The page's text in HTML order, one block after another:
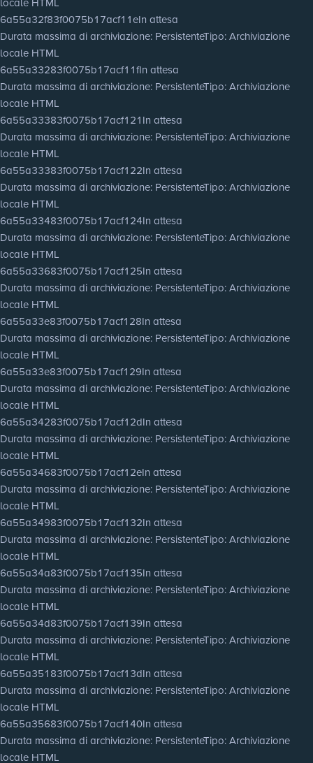
6a55a32f83f0075b17acf11eIn attesa
Durata massima di archiviazione: PersistenteTipo: Archiviazione
locale HTML
6a55a33283f0075b17acf11fIn attesa
Durata massima di archiviazione: PersistenteTipo: Archiviazione
locale HTML
6a55a33383f0075b17acf121In attesa
Durata massima di archiviazione: PersistenteTipo: Archiviazione
locale HTML
6a55a33383f0075b17acf122In attesa
Durata massima di archiviazione: PersistenteTipo: Archiviazione
locale HTML
6a55a33483f0075b17acf124In attesa
Durata massima di archiviazione: PersistenteTipo: Archiviazione
locale HTML
6a55a33683f0075b17acf125In attesa
Durata massima di archiviazione: PersistenteTipo: Archiviazione
locale HTML
6a55a33e83f0075b17acf128In attesa
Durata massima di archiviazione: PersistenteTipo: Archiviazione
locale HTML
6a55a33e83f0075b17acf129In attesa
Durata massima di archiviazione: PersistenteTipo: Archiviazione
locale HTML
6a55a34283f0075b17acf12dIn attesa
Durata massima di archiviazione: PersistenteTipo: Archiviazione
locale HTML
6a55a34683f0075b17acf12eIn attesa
Durata massima di archiviazione: PersistenteTipo: Archiviazione
locale HTML
6a55a34983f0075b17acf132In attesa
Durata massima di archiviazione: PersistenteTipo: Archiviazione
locale HTML
6a55a34a83f0075b17acf135In attesa
Durata massima di archiviazione: PersistenteTipo: Archiviazione
locale HTML
6a55a34d83f0075b17acf139In attesa
Durata massima di archiviazione: PersistenteTipo: Archiviazione
locale HTML
6a55a35183f0075b17acf13dIn attesa
Durata massima di archiviazione: PersistenteTipo: Archiviazione
locale HTML
6a55a35683f0075b17acf140In attesa
Durata massima di archiviazione: PersistenteTipo: Archiviazione
locale HTML